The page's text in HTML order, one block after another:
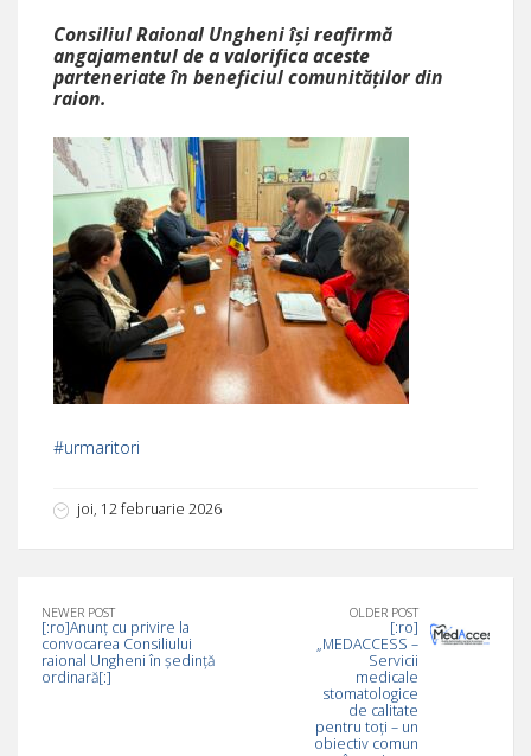
Consiliul Raional Ungheni își reafirmă
angajamentul de a valorifica aceste
parteneriate în beneficiul comunităților din
raion.
#urmaritori
joi, 12 februarie 2026
NEWER POST
[:ro]Anunț cu privire la
convocarea Consiliului
raional Ungheni în ședință
ordinară[:]
OLDER POST
[:ro]
„MEDACCESS –
Servicii
medicale
stomatologice
de calitate
pentru toți – un
obiectiv comun